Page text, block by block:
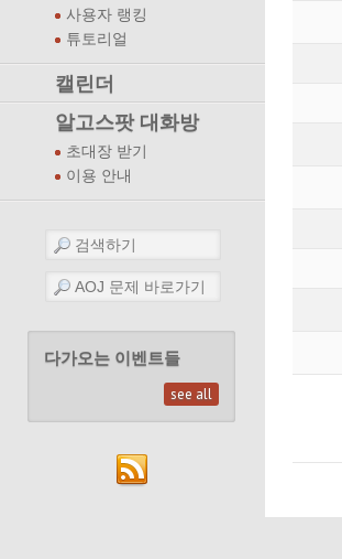
사용자 랭킹
튜토리얼
캘린더
알고스팟 대화방
초대장 받기
이용 안내
다가오는 이벤트들
see all